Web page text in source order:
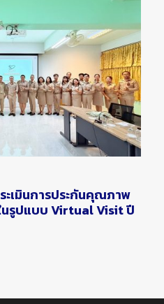
ะเมินการประกันคุณภาพ
นรูปแบบ Virtual Visit ปี